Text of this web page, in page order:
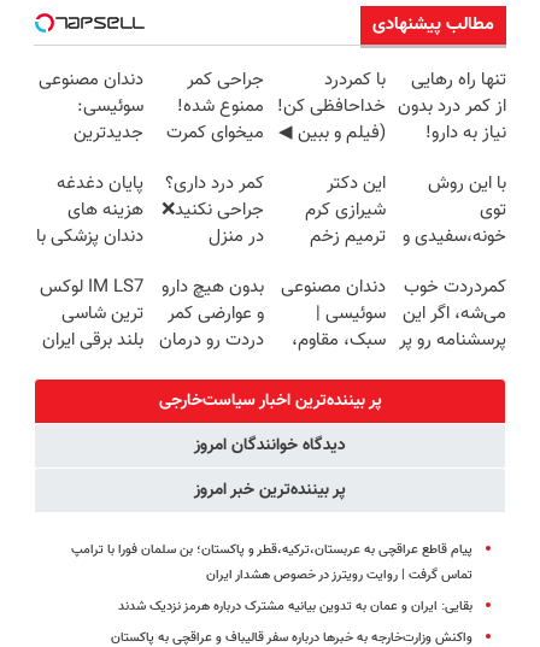
مطالب پیشنهادی
تنها راه رهایی
از کمر درد بدون
نیاز به دارو!
با کمردرد
خداحافظی کن!
(فیلم و ببین ◀
پرکن)
جراحی کمر
ممنوع شده!
میخوای کمرت
درمان کنی؟
((پرسش‌نامه))
دندان مصنوعی
سوئیسی:
جدیدترین
سبک و مقاوم |
پرداخت قسطی
با این روش
توی
خونه،سفیدی و
برگردون
(40%off)
این دکتر
شیرازی کرم
ترمیم زخم
ساخت!!!
کمر درد داری؟
جراحی نکنید❌
در منزل
(◂پرسش‌نامه)
پایان دغدغه
هزینه های
دندان پزشکی با
کننده خانگی
کمردردت خوب
می‌شه، اگر این
پرسشنامه رو پر
دندان مصنوعی
سوئیسی |
سبک، مقاوم،
رایگان+پرداخت
اقساطی😍
بدون هیچ دارو
و عوارضی کمر
دردت رو درمان
(پرسش‌نامه)
IM LS7 لوکس
ترین شاسی
بلند برقی ایران
پر بیننده‌ترین اخبار سیاست‌خارجی
دیدگاه خوانندگان امروز
پر بیننده‌ترین خبر امروز
پیام قاطع عراقچی به عربستان،‌ترکیه،‌قطر و پاکستان؛ بن سلمان فورا با ترامپ
تماس گرفت | روایت رویترز در خصوص هشدار ایران
بقایی:‌ ایران و عمان به تدوین بیانیه مشترک درباره هرمز نزدیک شدند
واکنش وزارت‌خارجه به خبرها درباره سفر قالیباف و عراقچی به پاکستان